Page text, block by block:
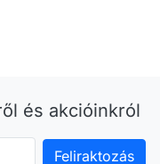
és akcióinkról